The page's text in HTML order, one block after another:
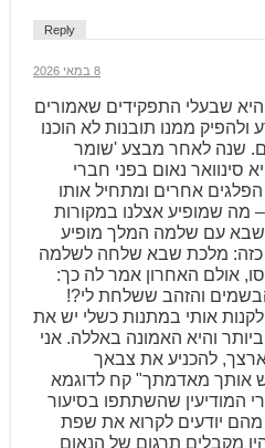
Reply
8 במאי 2026
שבעלי התפקידים שאמורים
ממנו תובנות לא הוכנו
שנה לאחר מבצע 'שומר
סינוואר נאום בפני חברי
אחרים ומתחיל אותו
מה שמופיע אצלנו במקורות
עם שלמה המלך מופיע
כזה: מלכת שבא שלחה לשלמה
אולם האחרון אמר לה כך:
והזהב ששלחת לי?!
אותי במתנות כשלי יש את
והיא האמונה באללה. אני
להכניע את צבאך
אותך מאדמתך" קח לדוגמא
המודיעין שהשתתפו בסיעור
מהם יודעים לקרוא את שפת
מקבלים תרגום של הנאום